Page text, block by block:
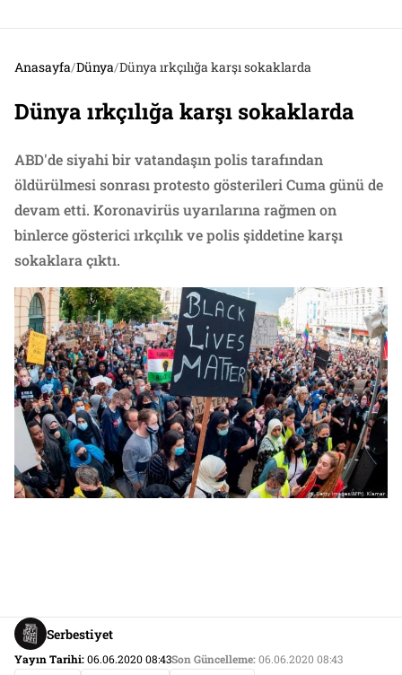
Anasayfa/Dünya/Dünya ırkçılığa karşı sokaklarda
Dünya ırkçılığa karşı sokaklarda
ABD'de siyahi bir vatandaşın polis tarafından
öldürülmesi sonrası protesto gösterileri Cuma günü de
devam etti. Koronavirüs uyarılarına rağmen on
binlerce gösterici ırkçılık ve polis şiddetine karşı
sokaklara çıktı.
Serbestiyet
Yayın Tarihi:06.06.2020 08:43Son Güncelleme:06.06.2020 08:43